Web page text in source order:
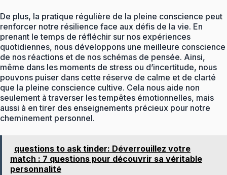
De plus, la pratique régulière de la pleine conscience peut
renforcer notre résilience face aux défis de la vie. En
prenant le temps de réfléchir sur nos expériences
quotidiennes, nous développons une meilleure conscience
de nos réactions et de nos schémas de pensée. Ainsi,
même dans les moments de stress ou d’incertitude, nous
pouvons puiser dans cette réserve de calme et de clarté
que la pleine conscience cultive. Cela nous aide non
seulement à traverser les tempêtes émotionnelles, mais
aussi à en tirer des enseignements précieux pour notre
cheminement personnel.
questions to ask tinder: Déverrouillez votre
match : 7 questions pour découvrir sa véritable
personnalité